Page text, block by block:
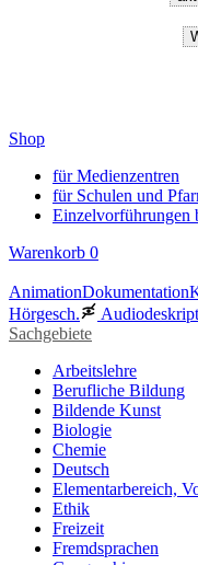
Shop
für Medienzentren
für Schulen und
Einzelvorführungen
Warenkorb 0
AnimationDokumentation
Hörgesch.
Sachgebiete
Arbeitslehre
Berufliche Bildung
Bildende Kunst
Biologie
Chemie
Deutsch
Elementarbereich,
Ethik
Freizeit
Fremdsprachen